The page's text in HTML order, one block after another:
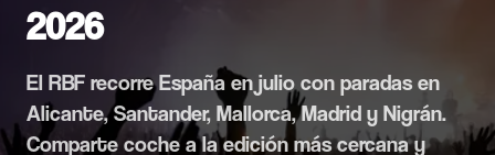
2026
El RBF recorre España en julio con paradas en
Alicante, Santander, Mallorca, Madrid y Nigrán.
Comparte coche a la edición más cercana y